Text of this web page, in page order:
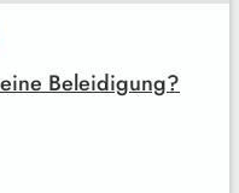
Beleidigung?